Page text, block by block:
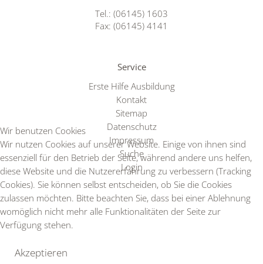
Tel.: (06145) 1603
Fax: (06145) 4141
Service
Erste Hilfe Ausbildung
Kontakt
Sitemap
Datenschutz
Impressum
Suche
Login
Wir benutzen Cookies
Wir nutzen Cookies auf unserer Website. Einige von ihnen sind
essenziell für den Betrieb der Seite, während andere uns helfen,
diese Website und die Nutzererfahrung zu verbessern (Tracking
Cookies). Sie können selbst entscheiden, ob Sie die Cookies
zulassen möchten. Bitte beachten Sie, dass bei einer Ablehnung
womöglich nicht mehr alle Funktionalitäten der Seite zur
Verfügung stehen.
Akzeptieren